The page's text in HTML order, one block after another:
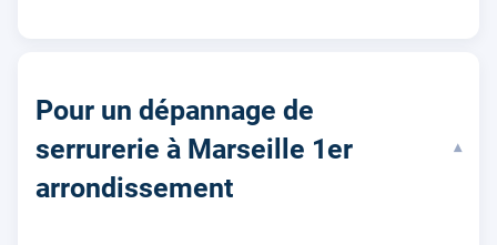
Pour un dépannage de
serrurerie à Marseille 1er
arrondissement
▾